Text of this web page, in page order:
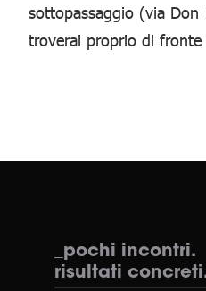
sottopassaggio (via
troverai proprio di
_pochi incontri.
risultati